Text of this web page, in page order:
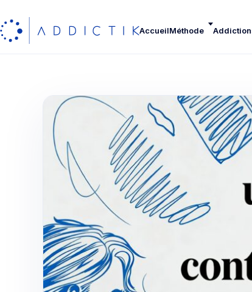
Addictions